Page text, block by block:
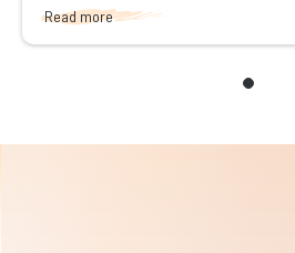
Read more